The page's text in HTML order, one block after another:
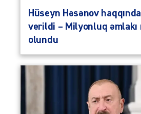
Hüseyn Həsənov
verildi – Milyonluq əmlakı
olundu